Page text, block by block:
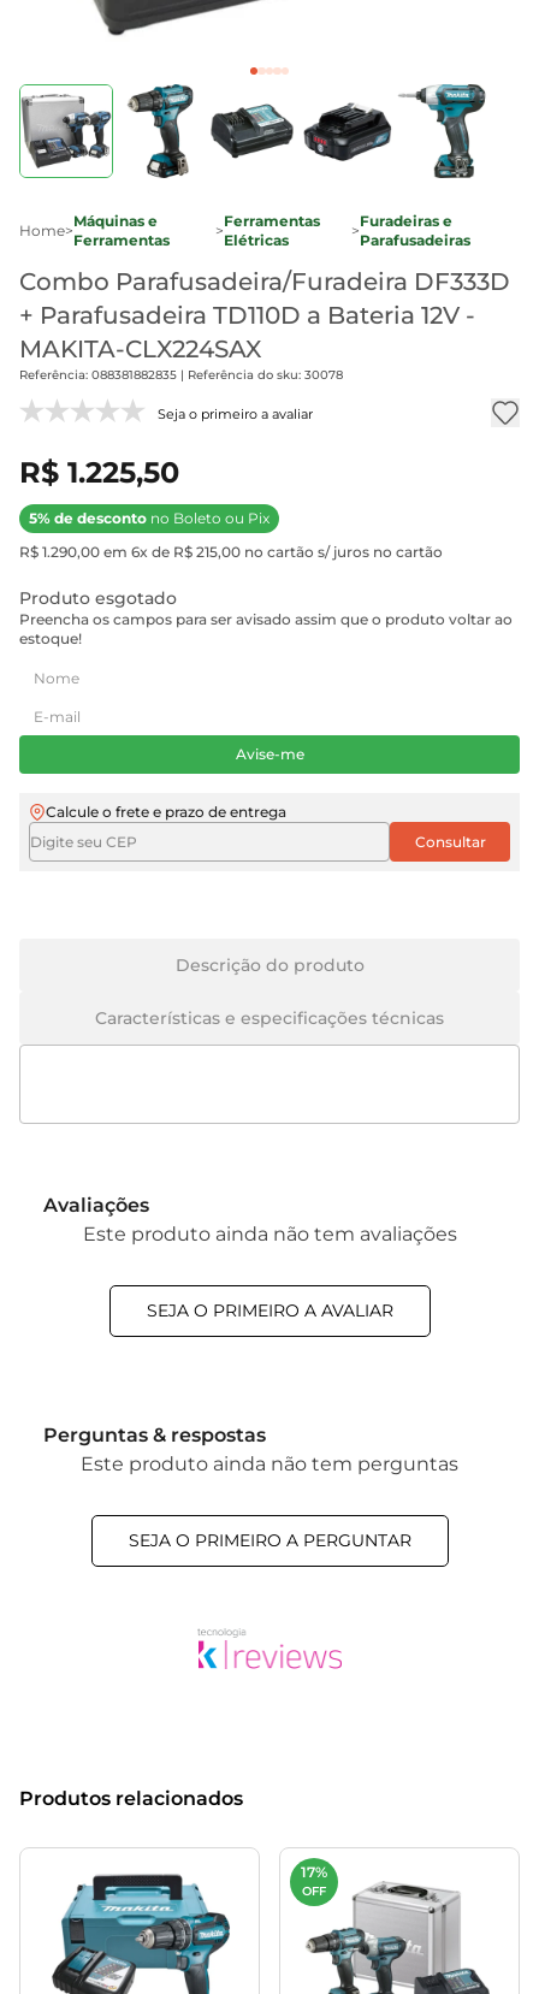
Home>
Máquinas e
Ferramentas
>
Ferramentas
Elétricas
>
Furadeiras e
Parafusadeiras
Combo Parafusadeira/Furadeira DF333D
+ Parafusadeira TD110D a Bateria 12V -
MAKITA-CLX224SAX
Referência: 088381882835 | Referência do sku: 30078
Seja o primeiro a avaliar
R$ 1.225,50
5% de desconto no Boleto ou Pix
R$ 1.290,00 em 6x de R$ 215,00 no cartão s/ juros no cartão
Produto esgotado
Preencha os campos para ser avisado assim que o produto voltar ao
estoque!
Avise-me
Calcule o frete e prazo de entrega
Descrição do produto
Características e especificações técnicas
Avaliações
Este produto ainda não tem avaliações
SEJA O PRIMEIRO A AVALIAR
Perguntas & respostas
Este produto ainda não tem perguntas
SEJA O PRIMEIRO A PERGUNTAR
Produtos relacionados
17%
OFF